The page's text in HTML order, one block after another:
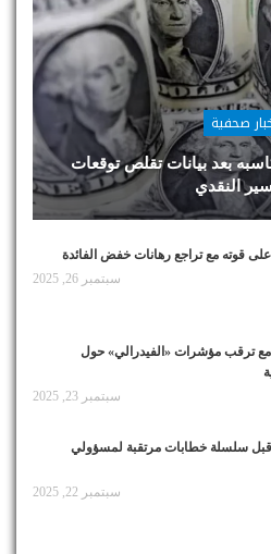
صحفية
بعد بيانات تقلص توقعات
النقدي
على قوته مع تراجع رهانات خفض الفائدة
سبتمبر 26, 2025
مع ترقب مؤشرات «الفيدرالي» حول
سبتمبر 23, 2025
قبل سلسلة خطابات مرتقبة لمسؤولي
سبتمبر 22, 2025